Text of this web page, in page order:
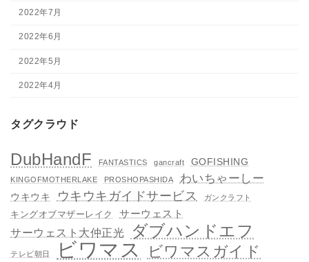
2022年7月
2022年6月
2022年5月
2022年4月
タグクラウド
DubHandF FANTASTICS gancraft GOFISHING
KINGOFMOTHERLAKE PROSHOPASHIDA わいちゃーしー
ウキウキ ウキウキガイドサービス ガンクラフト
キングオブマザーレイク
サーウェスト
サーウェスト大仲正光
ダブハンドエフ
テレビ朝日 ビワマス ビワマスガイド